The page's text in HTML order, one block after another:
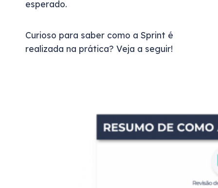
esperado.
Curioso para saber como a Sprint é
realizada na prática? Veja a seguir!